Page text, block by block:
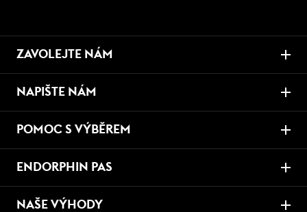
ZAVOLEJTE NÁM
NAPIŠTE NÁM
POMOC S VÝBĚREM
ENDORPHIN PAS
NAŠE VÝHODY